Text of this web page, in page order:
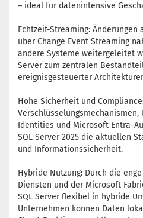
– ideal für datenintensive
Echtzeit-Streaming: Änderungen
über Change Event Streaming
andere Systeme weitergeleitet
Server zum zentralen
ereignisgesteuerter
Hohe Sicherheit und
Verschlüsselungsmechanismen,
Identities und Microsoft Entra-
SQL Server 2025 die aktuellen
und Informationssicherheit.
Hybride Nutzung: Durch die
Diensten und der Microsoft
SQL Server flexibel in hybride
Unternehmen können Daten